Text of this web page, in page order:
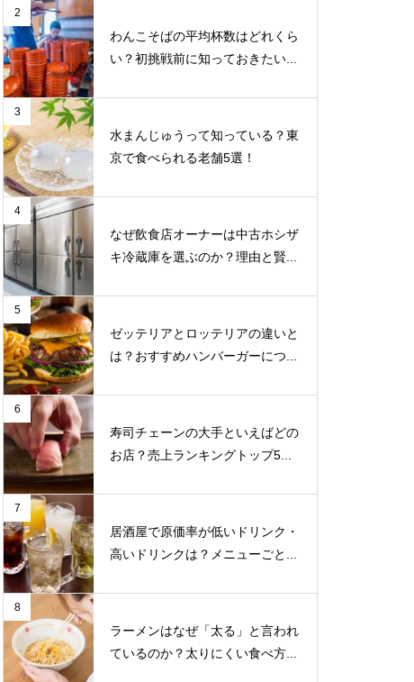
2
わんこそばの平均杯数はどれくら
い？初挑戦前に知っておきたい...
3
水まんじゅうって知っている？東
京で食べられる老舗5選！
4
なぜ飲食店オーナーは中古ホシザ
キ冷蔵庫を選ぶのか？理由と賢...
5
ゼッテリアとロッテリアの違いと
は？おすすめハンバーガーにつ...
6
寿司チェーンの大手といえばどの
お店？売上ランキングトップ5...
7
居酒屋で原価率が低いドリンク・
高いドリンクは？メニューごと...
8
ラーメンはなぜ「太る」と言われ
ているのか？太りにくい食べ方...